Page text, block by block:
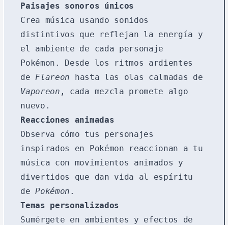
Paisajes sonoros únicos
Crea música usando sonidos
distintivos que reflejan la energía y
el ambiente de cada personaje
Pokémon. Desde los ritmos ardientes
deFlareon hasta las olas calmadas de
Vaporeon , cada mezcla promete algo
nuevo.
Reacciones animadas
Observa cómo tus personajes
inspirados en Pokémon reaccionan a tu
música con movimientos animados y
divertidos que dan vida al espíritu
dePokémon .
Temas personalizados
Sumérgete en ambientes y efectos de